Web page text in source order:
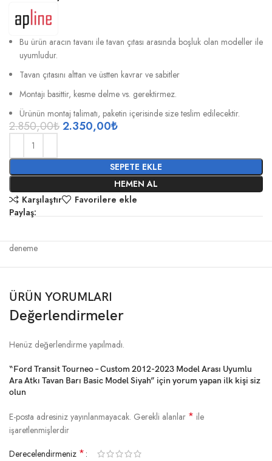
Bu ürün aracın tavanı ile tavan çıtası arasında boşluk olan modeller ile
uyumludur.
Tavan çıtasını alttan ve üstten kavrar ve sabitler
Montajı basittir, kesme delme vs. gerektirmez.
Ürünün montaj talimatı, paketin içerisinde size teslim edilecektir.
2.850,00₺2.350,00₺
SEPETE EKLE
HEMEN AL
Karşılaştır
Favorilere ekle
Paylaş:
deneme
ÜRÜN YORUMLARI
Değerlendirmeler
Henüz değerlendirme yapılmadı.
“Ford Transit Tourneo – Custom 2012-2023 Model Arası Uyumlu
Ara Atkı Tavan Barı Basic Model Siyah” için yorum yapan ilk kişi siz
olun
E-posta adresiniz yayınlanmayacak. Gerekli alanlar * ile
işaretlenmişlerdir
Derecelendirmeniz *